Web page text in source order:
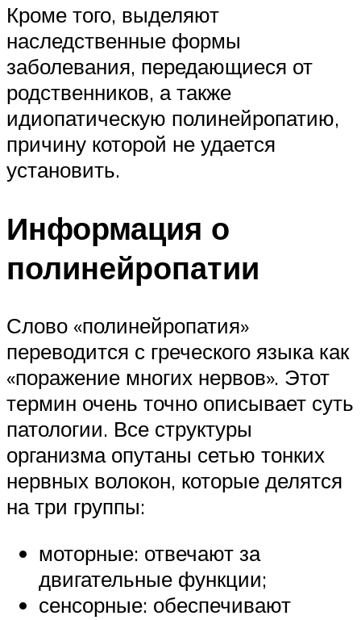
Кроме того, выделяют
наследственные формы
заболевания, передающиеся от
родственников, а также
идиопатическую полинейропатию,
причину которой не удается
установить.
Информация о
полинейропатии
Слово «полинейропатия»
переводится с греческого языка как
«поражение многих нервов». Этот
термин очень точно описывает суть
патологии. Все структуры
организма опутаны сетью тонких
нервных волокон, которые делятся
на три группы:
моторные: отвечают за
двигательные функции;
сенсорные: обеспечивают